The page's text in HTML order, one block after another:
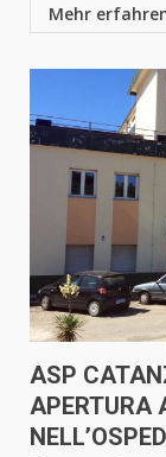
Mehr
ASP
APERTURA